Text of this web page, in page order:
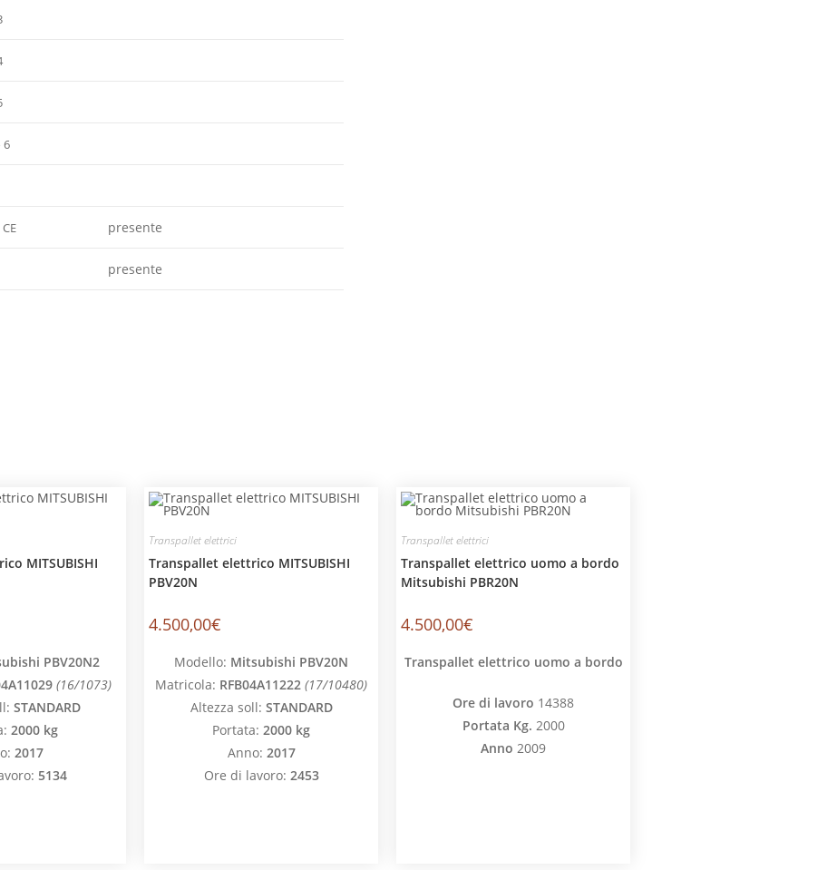
6
presente
presente
MITSUBISHI
PBV20N2
(16/1073)
STANDARD
2000 kg
2017
5134
Transpallet elettrici
Transpallet elettrico MITSUBISHI
PBV20N
4.500,00€
Modello: Mitsubishi PBV20N
Matricola: RFB04A11222 (17/10480)
Altezza soll: STANDARD
Portata: 2000 kg
Anno: 2017
Ore di lavoro: 2453
Transpallet elettrici
Transpallet elettrico uomo a bordo
Mitsubishi PBR20N
4.500,00€
Transpallet elettrico uomo a bordo
Ore di lavoro 14388
Portata Kg. 2000
Anno 2009